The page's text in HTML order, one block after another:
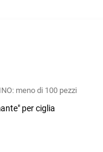
meno di 100 pezzi
per ciglia